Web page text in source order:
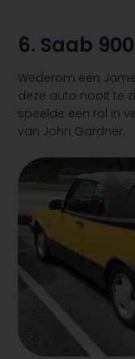
6. Saab
Wederom een
deze auto nooit te
speelde een rol in
van John Gardner.